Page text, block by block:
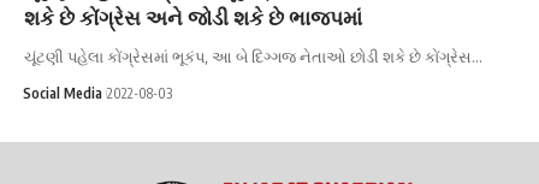
શકે છે કોંગ્રેસ અને જોડી શકે છે ભાજપમાં
ચૂંટણી પહેલા કોંગ્રેસમાં ભૂકંપ, આ બે દિગ્ગજ નેતાઓ છોડી શકે છે કોંગ્રેસ…
Social Media 2022-08-03